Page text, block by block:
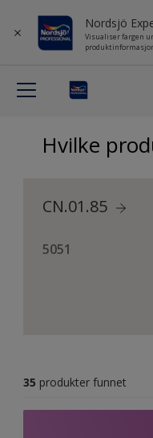
Nordsjö
Visualiser fargen
Hvilke
CN.01.85
5051
35 produkter funnet